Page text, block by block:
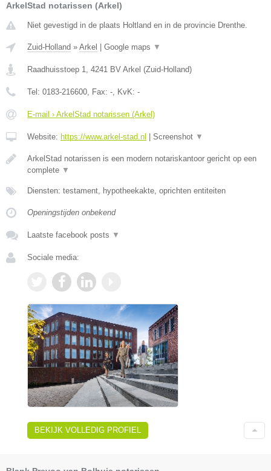
ArkelStad notarissen (Arkel)
Niet gevestigd in de plaats Holtland en in de provincie Drenthe.
Zuid-Holland » Arkel Google maps ▼
Raadhuisstoep 1, 4241 BV Arkel (Zuid-Holland)
Tel: 0183-216600, Fax: -, KvK: -
E-mail › ArkelStad notarissen (Arkel)
Website: https://www.arkel-stad.nl Screenshot ▼
ArkelStad notarissen is een modern notariskantoor gericht op een
complete ▼
Diensten: testament, hypotheekakte, oprichten entiteiten
Openingstijden onbekend
Laatste facebook posts ▼
Sociale media:
BEKIJK VOLLEDIG PROFIEL